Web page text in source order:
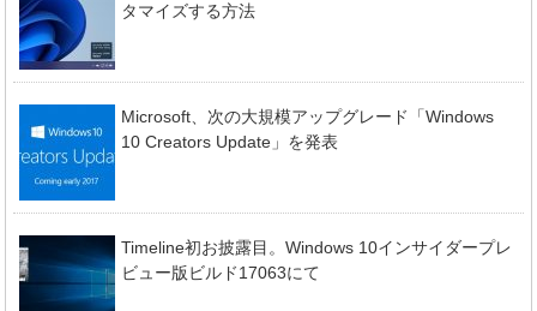
タマイズする方法
Microsoft、次の大規模アップグレード「Windows
10 Creators Update」を発表
Timeline初お披露目。Windows 10インサイダープレ
ビュー版ビルド17063にて